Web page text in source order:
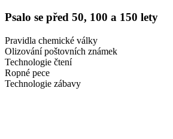
Psalo se před 50, 100 a 150 lety
Pravidla chemické války
Olizování poštovních známek
Technologie čtení
Ropné pece
Technologie zábavy